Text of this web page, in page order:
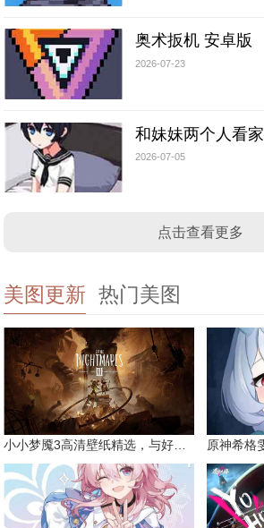
奥术扳机 安卓版
2026-07-23
和妹妹两个人看家
2026-07-05
点击查看更多
美图更新 热门美图
小小梦魇3高清壁纸精选，与好友一同面对恐惧